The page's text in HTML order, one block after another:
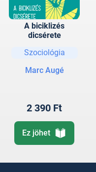
A biciklizés
dicsérete
Szociológia
Marc Augé
2 390 Ft
Ez jöhet